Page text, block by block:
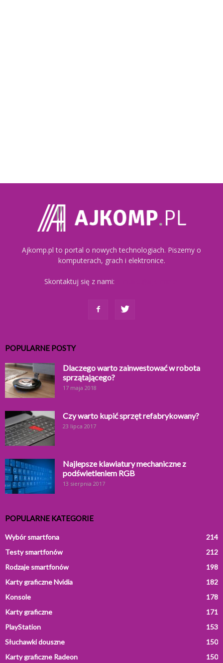
Ajkomp.pl to portal o nowych technologiach. Piszemy o
komputerach, grach i elektronice.
Skontaktuj się z nami:
POPULARNE POSTY
Dlaczego warto zainwestować w robota
sprzątającego?
17 maja 2018
Czy warto kupić sprzęt refabrykowany?
23 lipca 2017
Najlepsze klawiatury mechaniczne z
podświetleniem RGB
13 sierpnia 2017
POPULARNE KATEGORIE
Wybór smartfona
214
Testy smartfonów
212
Rodzaje smartfonów
198
Karty graficzne Nvidia
182
Konsole
178
Karty graficzne
171
PlayStation
153
Słuchawki douszne
150
Karty graficzne Radeon
150